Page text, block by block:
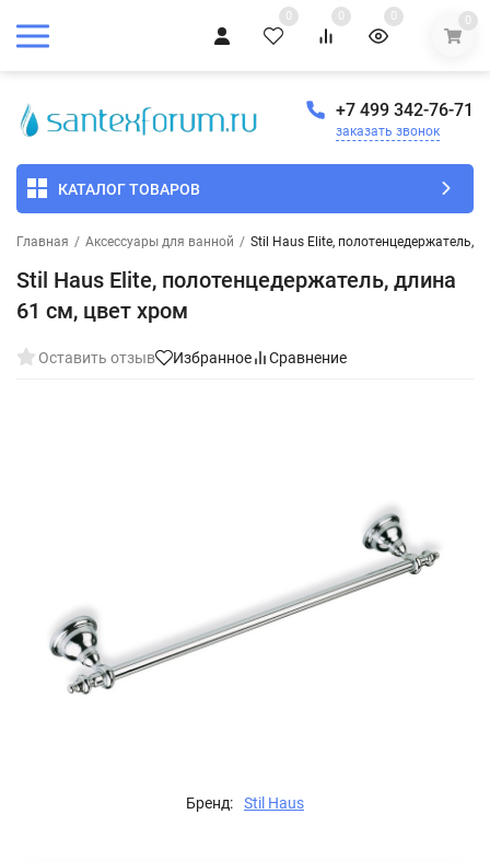
0 0 0 0
+7 499 342-76-71
заказать звонок
КАТАЛОГ ТОВАРОВ
Главная / Аксессуары для ванной / Stil Haus Elite, полотенцедержатель,
Stil Haus Elite, полотенцедержатель, длина
61 см, цвет хром
Оставить отзыв Избранное Сравнение
Бренд: Stil Haus